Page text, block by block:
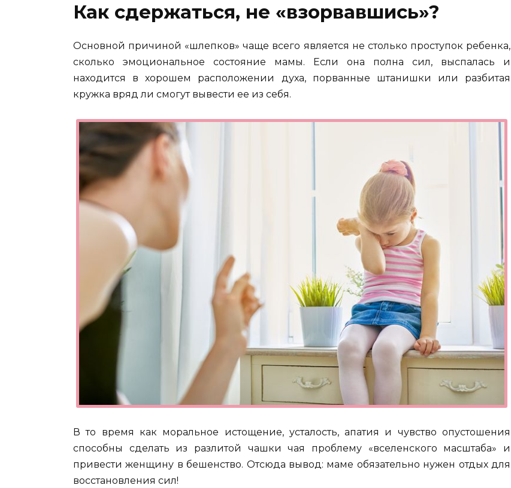
Как сдержаться, не «взорвавшись»?
Основной причиной «шлепков» чаще всего является не столько проступок ребенка,
сколько эмоциональное состояние мамы. Если она полна сил, выспалась и
находится в хорошем расположении духа, порванные штанишки или разбитая
кружка вряд ли смогут вывести ее из себя.
В то время как моральное истощение, усталость, апатия и чувство опустошения
способны сделать из разлитой чашки чая проблему «вселенского масштаба» и
привести женщину в бешенство. Отсюда вывод: маме обязательно нужен отдых для
восстановления сил!